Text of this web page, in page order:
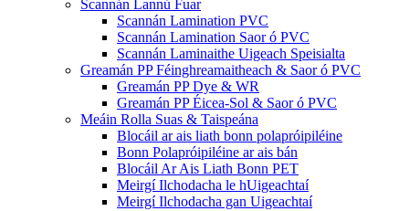
Scannán Lannú Fuar
Scannán Lamination PVC
Scannán Lamination Saor ó PVC
Scannán Laminaithe Uigeach Speisialta
Greamán PP Féinghreamaitheach & Saor ó PVC
Greamán PP Dye & WR
Greamán PP Éicea-Sol & Saor ó PVC
Meáin Rolla Suas & Taispeána
Blocáil ar ais liath bonn polapróipiléine
Bonn Polapróipiléine ar ais bán
Blocáil Ar Ais Liath Bonn PET
Meirgí Ilchodacha le hUigeachtaí
Meirgí Ilchodacha gan Uigeachtaí